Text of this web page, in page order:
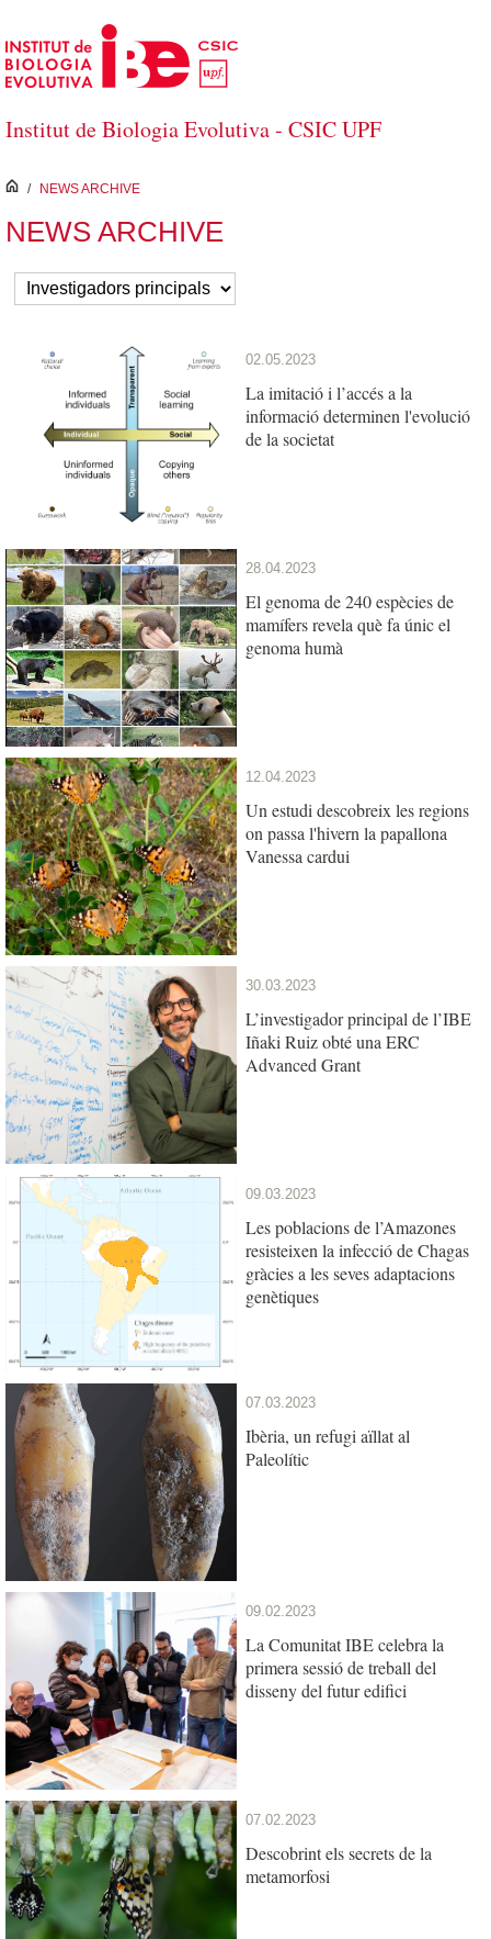
Salta al contingut principal
Institut de Biologia Evolutiva - CSIC UPF
inici
/ NEWS ARCHIVE
NEWS ARCHIVE
02.05.2023
La imitació i l’accés a la
informació determinen l'evolució
de la societat
28.04.2023
El genoma de 240 espècies de
mamífers revela què fa únic el
genoma humà
12.04.2023
Un estudi descobreix les regions
on passa l'hivern la papallona
Vanessa cardui
30.03.2023
L’investigador principal de l’IBE
Iñaki Ruiz obté una ERC
Advanced Grant
09.03.2023
Les poblacions de l’Amazones
resisteixen la infecció de Chagas
gràcies a les seves adaptacions
genètiques
07.03.2023
Ibèria, un refugi aïllat al
Paleolític
09.02.2023
La Comunitat IBE celebra la
primera sessió de treball del
disseny del futur edifici
07.02.2023
Descobrint els secrets de la
metamorfosi